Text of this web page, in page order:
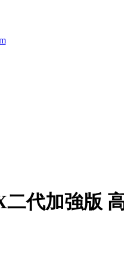
代加強版